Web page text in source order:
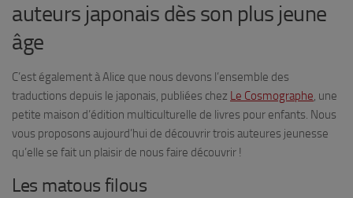
auteurs japonais dès son plus jeune
âge
C’est également à Alice que nous devons l’ensemble des
traductions depuis le japonais, publiées chez Le Cosmographe, une
petite maison d’édition multiculturelle de livres pour enfants. Nous
vous proposons aujourd’hui de découvrir trois auteures jeunesse
qu’elle se fait un plaisir de nous faire découvrir !
Les matous filous